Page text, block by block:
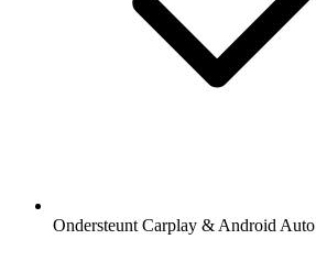
Ondersteunt Carplay & Android Auto